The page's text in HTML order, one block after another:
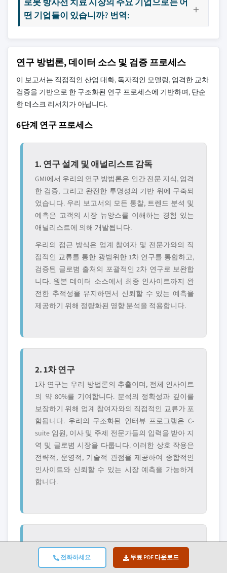
전화하세요 무료 PDF 다운로드
떤 기업들이 있습니까? 번역:
연구 방법론, 데이터 소스 및 검증 프로세스
이 보고서는 직접적인 산업 대화, 독자적인 모델링, 엄격한 교차
검증을 기반으로 한 구조화된 연구 프로세스에 기반하며, 단순
한 데스크 리서치가 아닙니다.
6단계 연구 프로세스
1. 연구 설계 및 애널리스트 감독
GMI에서 우리의 연구 방법론은 인간 전문 지식, 엄격
한 검증, 그리고 완전한 투명성의 기반 위에 구축되
었습니다. 우리 보고서의 모든 통찰, 트렌드 분석 및
예측은 고객의 시장 뉴앙스를 이해하는 경험 있는
애널리스트에 의해 개발됩니다.
우리의 접근 방식은 업계 참여자 및 전문가와의 직
접적인 교류를 통한 광범위한 1차 연구를 통합하고,
검증된 글로볌 출처의 포괄적인 2차 연구로 보완합
니다. 원본 데이터 소스에서 최종 인사이트까지 완
전한 추적성을 유지하면서 신뢰할 수 있는 예측을
제공하기 위해 정량화된 영향 분석을 적용합니다.
2. 1차 연구
1차 연구는 우리 방법론의 추출이며, 전체 인사이트
의 약 80%를 기여합니다. 분석의 정확성과 깊이를
보장하기 위해 업계 참여자와의 직접적인 교류가 포
함됩니다. 우리의 구조화된 인터뷰 프로그램은 C-
suite 임원, 이사 및 주제 전문가들의 입력을 받아 지
역 및 글로볌 시장을 다룹니다. 이러한 상호 작용은
전략적, 운영적, 기술적 관점을 제공하여 종합적인
인사이트와 신뢰할 수 있는 시장 예측을 가능하게
합니다.
3. 데이터 마이닝 및 시장 분석
데이터 마이닝은 우리 연구 프로세스의 핵심 부분으